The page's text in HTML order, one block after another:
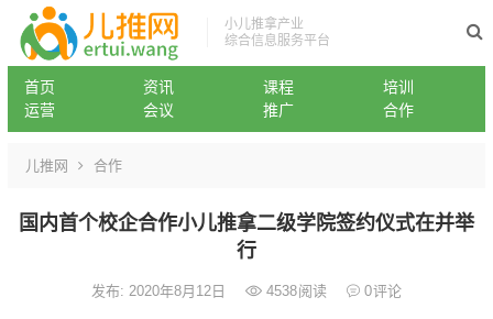
小儿推拿产业
综合信息服务平台
首页 资讯 课程
培训
运营
会议 推广 合作
儿推网 合作
国内首个校企合作小儿推拿二级学院签约仪式在并举
行
发布: 2020年8月12日 4538阅读 0评论